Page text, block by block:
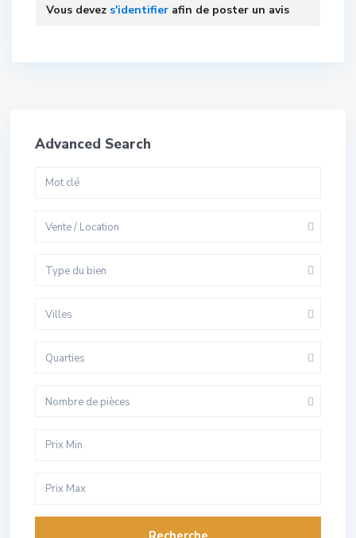
Vous devez s'identifier afin de poster un avis
Advanced Search
Vente / Location
Type du bien
Villes
Quarties
Nombre de pièces